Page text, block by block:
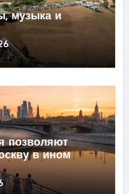
музыка и
позволяют
в ином